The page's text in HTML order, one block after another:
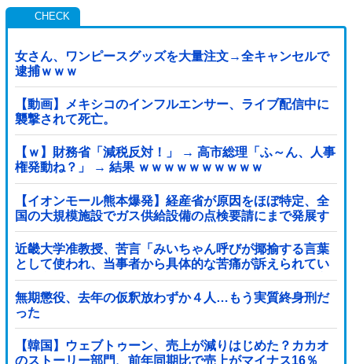
女さん、ワンピースグッズを大量注文→全キャンセルで
逮捕ｗｗｗ
【動画】メキシコのインフルエンサー、ライブ配信中に
襲撃されて死亡。
【ｗ】財務省「減税反対！」 → 高市総理「ふ～ん、人事
権発動ね？」 → 結果 ｗｗｗｗｗｗｗｗｗｗ
【イオンモール熊本爆発】経産省が原因をほぼ特定、全
国の大規模施設でガス供給設備の点検要請にまで発展す
る事態に・・・【PICKUP】
近畿大学准教授、苦言「みいちゃん呼びが揶揄する言葉
として使われ、当事者から具体的な苦痛が訴えられてい
る。文化芸術は人を傷つけてもよい。ただし、傷つけ方
がある」他
無期懲役、去年の仮釈放わずか４人…もう実質終身刑だ
った
【韓国】ウェブトゥーン、売上が減りはじめた？カカオ
のストーリー部門、前年同期比で売上がマイナス16％